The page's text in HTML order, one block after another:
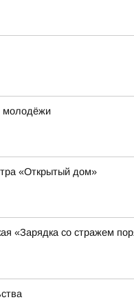
молодёжи
«Открытый дом»
«Зарядка со стражем